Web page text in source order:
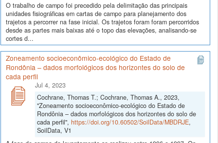
O trabalho de campo foi precedido pela delimitação das principais
unidades fisiográficas em cartas de campo para planejamento dos
trajetos a percorrer na fase inicial. Os trajetos foram foram percorridos
desde as partes mais baixas até o topo das elevações, analisando-se
cortes d...
Zoneamento socioeconômico-ecológico do Estado de
Rondônia – dados morfológicos dos horizontes do solo de
cada perfil
Jul 4, 2023
Cochrane, Thomas T.; Cochrane, Thomas A., 2023,
"Zoneamento socioeconômico-ecológico do Estado de
Rondônia – dados morfológicos dos horizontes do solo de
cada perfil", https://doi.org/10.60502/SoilData/MBDRJE,
SoilData, V1